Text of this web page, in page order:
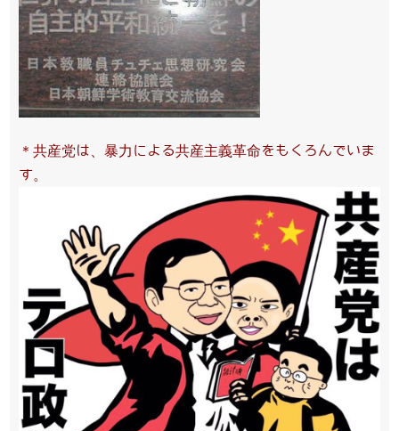
＊共産党は、暴力による共産主義革命をもくろんでいま
す。